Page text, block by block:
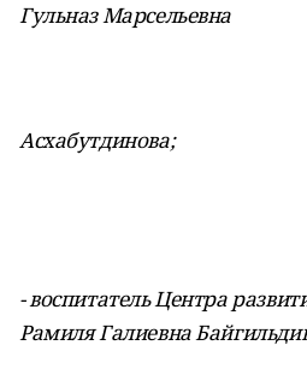
Гульназ Марсельевна
Асхабутдинова;
- воспитатель Центра
Рамиля Галиевна